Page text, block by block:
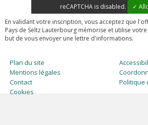
reCAPTCHA is disabled.
✓
En validant votre inscription, vous acceptez que
Pays de Seltz Lauterbourg mémorise et utilise
but de vous envoyer une lettre d'informations.
Plan du site
Mentions légales
Contact
Politique
Cookies